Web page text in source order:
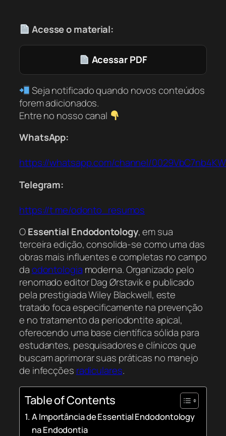
Acesse o material:
Acessar PDF
Seja notificado quando novos conteúdos
forem adicionados.
Entre no nosso canal
WhatsApp:
https://whatsapp.com/channel/
Telegram:
https://t.me/odonto_resumos
OEssential Endodontology, em sua
terceira edição, consolida-se como uma das
obras mais influentes e completas no campo
daodontologia moderna. Organizado pelo
renomado editor Dag Ørstavik e publicado
pela prestigiada Wiley Blackwell, este
tratado foca especificamente na prevenção
e no tratamento da periodontite apical,
oferecendo uma base científica sólida para
estudantes, pesquisadores e clínicos que
buscam aprimorar suas práticas no manejo
de infecções radiculares.
Table of Contents
A Importância de Essential Endodontology
na Endodontia